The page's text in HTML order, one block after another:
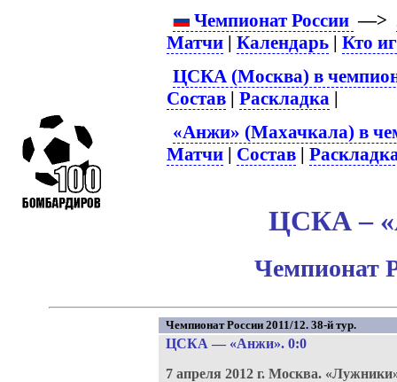
Чемпионат России —>
Матчи |Календарь |Кто
ЦСКА (Москва) в
Состав |Раскладка |
«Анжи» (Махачкала) в
Матчи | Состав |
ЦСКА –
Чемпионат
Чемпионат России 2011/12. 38-й тур.
ЦСКА — «Анжи». 0:0
7 апреля 2012 г. Москва.